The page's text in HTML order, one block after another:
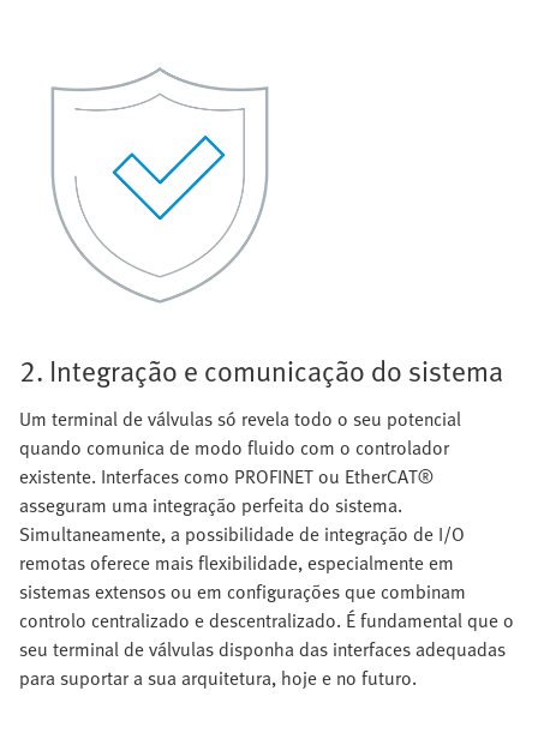
2. Integração e comunicação do sistema
Um terminal de válvulas só revela todo o seu potencial
quando comunica de modo fluido com o controlador
existente. Interfaces como PROFINET ou EtherCAT®
asseguram uma integração perfeita do sistema.
Simultaneamente, a possibilidade de integração de I/O
remotas oferece mais flexibilidade, especialmente em
sistemas extensos ou em configurações que combinam
controlo centralizado e descentralizado. É fundamental que o
seu terminal de válvulas disponha das interfaces adequadas
para suportar a sua arquitetura, hoje e no futuro.